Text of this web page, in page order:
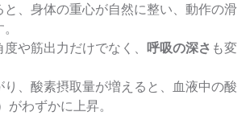
、身体の重心が自然に整い、動作の滑
や筋出力だけでなく、 呼吸の深さ も変
、酸素摂取量が増えると、血液中の酸
がわずかに上昇。